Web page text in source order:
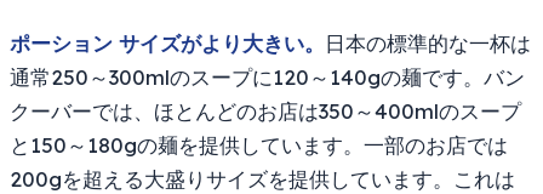
ポーション サイズがより大きい。 日本の標準的な一杯は
通常250～300mlのスープに120～140gの麺です。バン
クーバーでは、ほとんどのお店は350～400mlのスープ
と150～180gの麺を提供しています。一部のお店では
200gを超える大盛りサイズを提供しています。これは